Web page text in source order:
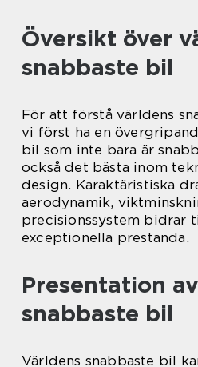
Översikt över
snabbaste bil
För att förstå världens
vi först ha en
bil som inte bara är
också det bästa inom
design. Karaktäristiska
aerodynamik,
precisionssystem bidrar
exceptionella prestanda.
Presentation
snabbaste bil
Världens snabbaste bil